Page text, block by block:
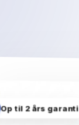
Op til 2 års garanti